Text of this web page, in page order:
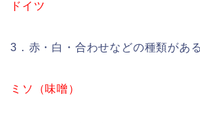
ドイツ
3．赤・白・合わせなどの種類があ
ミソ（味噌）